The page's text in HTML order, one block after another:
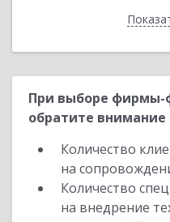
При выборе фирмы-
обратите внимание
Количество
на
Количество
на внедрение